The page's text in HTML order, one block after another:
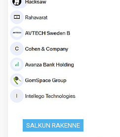
SALKUN RAKENNE